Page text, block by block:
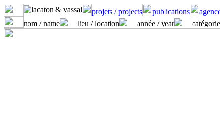
projets / projects publications
nom / name
lieu / location année / year